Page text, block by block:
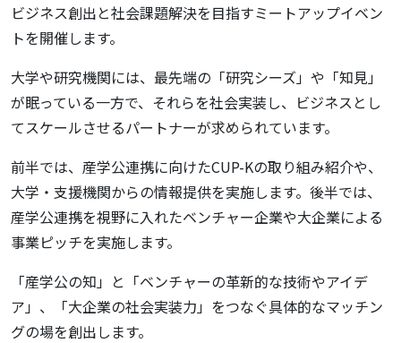
ビジネス創出と社会課題解決を目指すミートアップイベン
トを開催します。
大学や研究機関には、最先端の「研究シーズ」や「知見」
が眠っている一方で、それらを社会実装し、ビジネスとし
てスケールさせるパートナーが求められています。
前半では、産学公連携に向けたCUP-Kの取り組み紹介や、
大学・支援機関からの情報提供を実施します。後半では、
産学公連携を視野に入れたベンチャー企業や大企業による
事業ピッチを実施します。
「産学公の知」と「ベンチャーの革新的な技術やアイデ
ア」、「大企業の社会実装力」をつなぐ具体的なマッチン
グの場を創出します。